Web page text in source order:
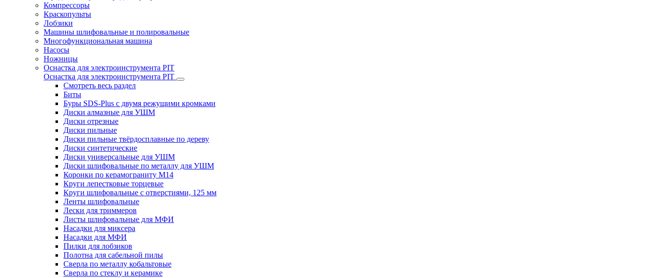
Компрессоры
Краскопульты
Лобзики
Машины шлифовальные и полировальные
Многофункциональная машина
Насосы
Ножницы
Оснастка для электроинструмента PIT
Оснастка для электроинструмента PIT
Смотреть весь раздел
Биты
Буры SDS-Plus c двумя режущими кромками
Диски алмазные для УШМ
Диски отрезные
Диски пильные
Диски пильные твёрдосплавные по дереву
Диски синтетические
Диски универсальные для УШМ
Диски шлифовальные по металлу для УШМ
Коронки по керамограниту M14
Круги лепестковые торцевые
Круги шлифовальные с отверстиями, 125 мм
Ленты шлифовальные
Лески для триммеров
Листы шлифовальные для МФИ
Насадки для миксера
Насадки для МФИ
Пилки для лобзиков
Полотна для сабельной пилы
Сверла по металлу кобальтовые
Сверла по стеклу и керамике